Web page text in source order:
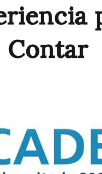
Contar